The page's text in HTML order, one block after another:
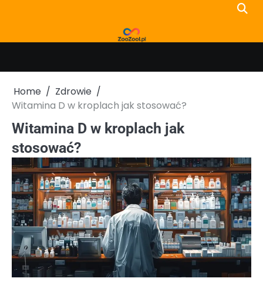
Home
Zdrowie
Witamina D w kroplach jak stosować?
Witamina D w kroplach jak
stosować?